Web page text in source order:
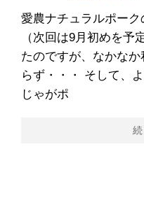
愛農ナチュラルポー
（次回は9月初めを予
たのですが、なかな
らず・・・ そして、
じゃがポ